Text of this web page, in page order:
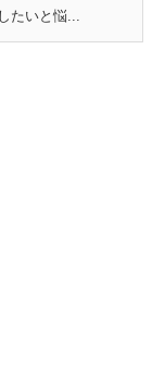
たいと悩...